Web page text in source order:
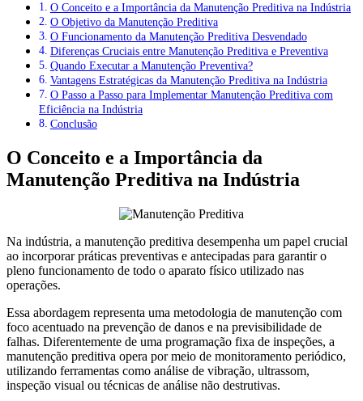
O Conceito e a Importância da Manutenção Preditiva na Indústria
O Objetivo da Manutenção Preditiva
O Funcionamento da Manutenção Preditiva Desvendado
Diferenças Cruciais entre Manutenção Preditiva e Preventiva
Quando Executar a Manutenção Preventiva?
Vantagens Estratégicas da Manutenção Preditiva na Indústria
O Passo a Passo para Implementar Manutenção Preditiva com
Eficiência na Indústria
Conclusão
O Conceito e a Importância da
Manutenção Preditiva na Indústria
Na indústria, a manutenção preditiva desempenha um papel crucial
ao incorporar práticas preventivas e antecipadas para garantir o
pleno funcionamento de todo o aparato físico utilizado nas
operações.
Essa abordagem representa uma metodologia de manutenção com
foco acentuado na prevenção de danos e na previsibilidade de
falhas. Diferentemente de uma programação fixa de inspeções, a
manutenção preditiva opera por meio de monitoramento periódico,
utilizando ferramentas como análise de vibração, ultrassom,
inspeção visual ou técnicas de análise não destrutivas.